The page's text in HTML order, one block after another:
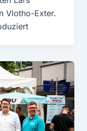
Vlotho-Exter.